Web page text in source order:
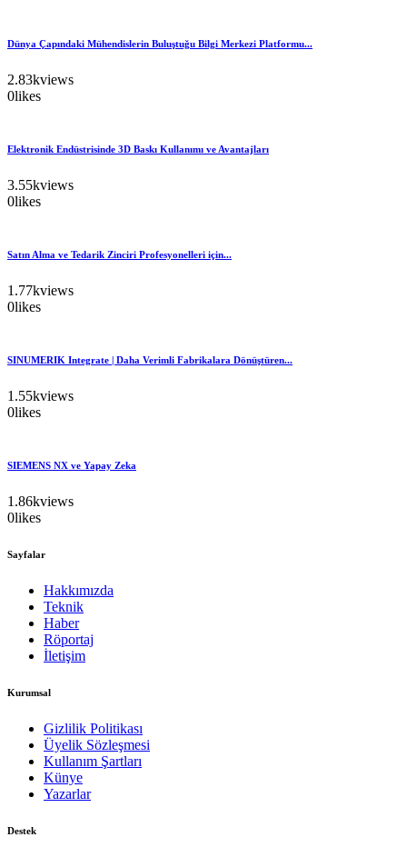
Dünya Çapındaki Mühendislerin Buluştuğu Bilgi Merkezi Platformu...
2.83kviews
0likes
Elektronik Endüstrisinde 3D Baskı Kullanımı ve Avantajları
3.55kviews
0likes
Satın Alma ve Tedarik Zinciri Profesyonelleri için...
1.77kviews
0likes
SINUMERIK Integrate | Daha Verimli Fabrikalara Dönüştüren...
1.55kviews
0likes
SIEMENS NX ve Yapay Zeka
1.86kviews
0likes
Sayfalar
Hakkımızda
Teknik
Haber
Röportaj
İletişim
Kurumsal
Gizlilik Politikası
Üyelik Sözleşmesi
Kullanım Şartları
Künye
Yazarlar
Destek